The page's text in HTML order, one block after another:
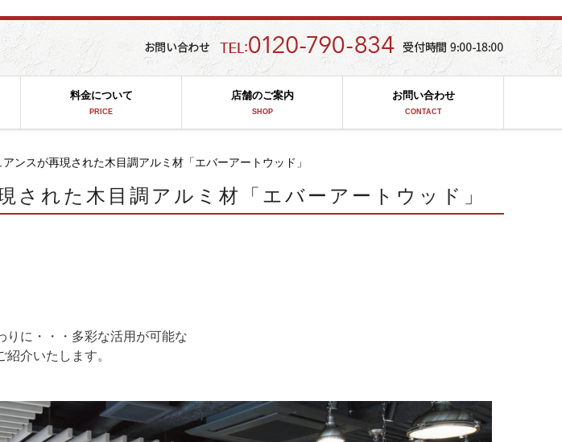
料金について
PRICE
店舗のご案内
SHOP
お問い合わせ
CONTACT
アンスが再現された木目調アルミ材「エバーアートウッド」
された木目調アルミ材「エバーアートウッド」
りに・・・多彩な活用が可能な
介いたします。